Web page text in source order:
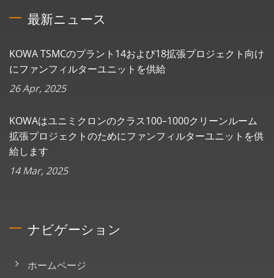
最新ニュース
KOWA TSMCのプラント14および18拡張プロジェクト向け
にファンフィルターユニットを供給
26 Apr, 2025
KOWAはユニミクロンのクラス100–1000クリーンルーム
拡張プロジェクトのためにファンフィルターユニットを供
給します
14 Mar, 2025
ナビゲーション
ホームページ